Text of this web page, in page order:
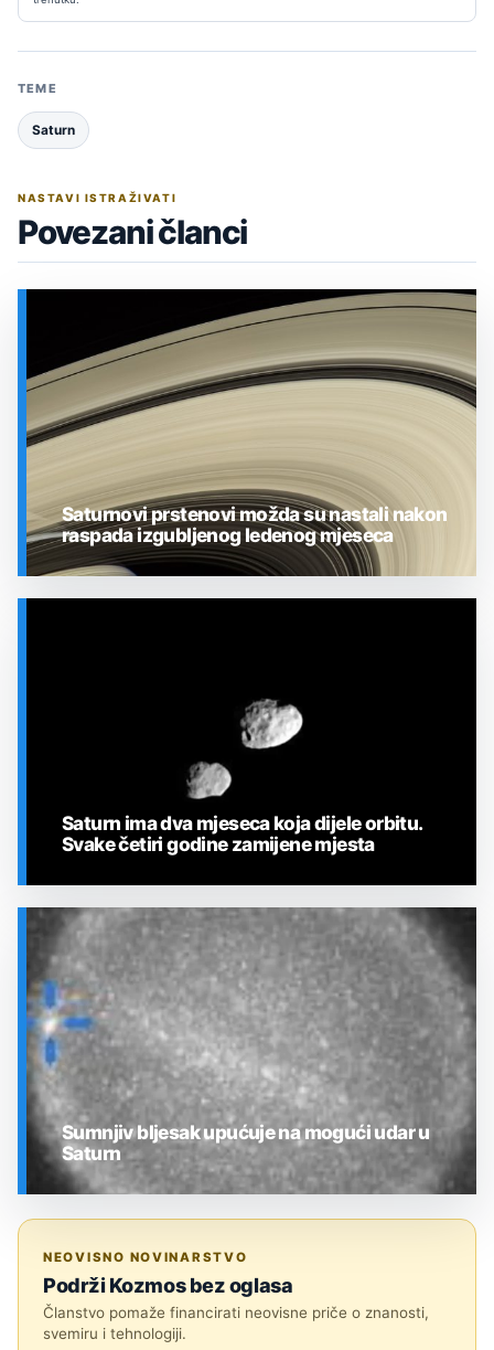
TEME
Saturn
NASTAVI ISTRAŽIVATI
Povezani članci
Saturnovi prstenovi možda su nastali nakon
raspada izgubljenog ledenog mjeseca
SVEMIR
Saturn ima dva mjeseca koja dijele orbitu.
Svake četiri godine zamijene mjesta
Sumnjiv bljesak upućuje na mogući udar u
Saturn
NEOVISNO NOVINARSTVO
Podrži Kozmos bez oglasa
Članstvo pomaže financirati neovisne priče o znanosti,
svemiru i tehnologiji.